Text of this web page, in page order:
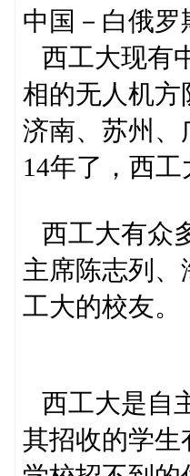
中国－白俄
西工大现有
相的无人机方
济南、苏州、
14年了，西
西工大有众
主席陈志列
工大的校友。
西工大是自
其招收的学生